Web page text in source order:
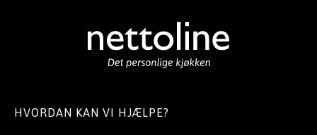
HVORDAN KAN VI HJÆLPE?